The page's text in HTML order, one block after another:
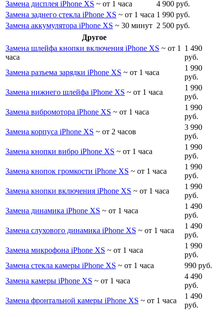
Замена дисплея iPhone XS ~ от 1 часа
4 900 руб.
Замена заднего стекла iPhone XS ~ от 1 часа 1 990 руб.
Замена аккумулятора iPhone XS ~ 30 минут 2 500 руб.
Другое
Замена шлейфа кнопки включения iPhone XS ~ от 1
часа
1 490
руб.
Замена разъема зарядки iPhone XS ~ от 1 часа
1 990
руб.
Замена нижнего шлейфа iPhone XS ~ от 1 часа
1 990
руб.
Замена вибромотора iPhone XS ~ от 1 часа
1 990
руб.
Замена корпуса iPhone XS ~ от 2 часов
3 990
руб.
Замена кнопки вибро iPhone XS ~ от 1 часа
1 990
руб.
Замена кнопок громкости iPhone XS ~ от 1 часа
1 990
руб.
Замена кнопки включения iPhone XS ~ от 1 часа
1 990
руб.
Замена динамика iPhone XS ~ от 1 часа
1 490
руб.
Замена слухового динамика iPhone XS ~ от 1 часа
1 490
руб.
Замена микрофона iPhone XS ~ от 1 часа
1 990
руб.
Замена стекла камеры iPhone XS ~ от 1 часа
990 руб.
Замена камеры iPhone XS ~ от 1 часа
4 490
руб.
Замена фронтальной камеры iPhone XS ~ от 1 часа
1 490
руб.